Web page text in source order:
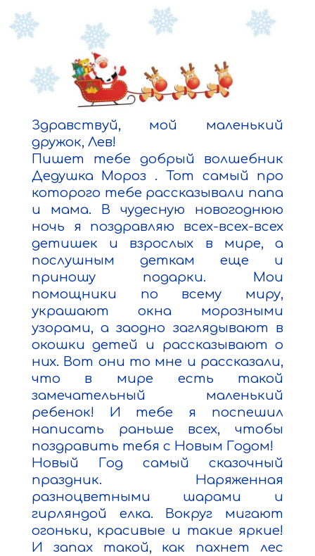
Здравствуй, мой маленький
дружок, Лев!
Пишет тебе добрый волшебник
Дедушка Мороз . Тот самый про
которого тебе рассказывали папа
и мама. В чудесную новогоднюю
ночь я поздравляю всех-всех-всех
детишек и взрослых в мире, а
послушным деткам еще и
приношу подарки. Мои
помощники по всему миру,
украшают окна морозными
узорами, а заодно заглядывают в
окошки детей и рассказывают о
них. Вот они то мне и рассказали,
что в мире есть такой
замечательный маленький
ребенок! И тебе я поспешил
написать раньше всех, чтобы
поздравить тебя с Новым Годом!
Новый Год самый сказочный
праздник. Наряженная
разноцветными шарами и
гирляндой елка. Вокруг мигают
огоньки, красивые и такие яркие!
И запах такой, как пахнет лес